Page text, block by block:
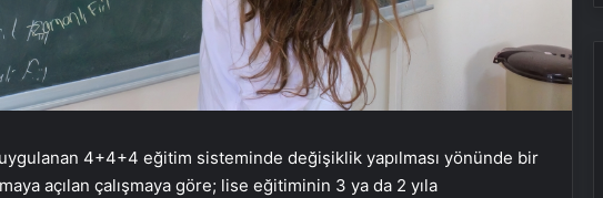
uygulanan 4+4+4 eğitim sisteminde değişiklik yapılması yönünde bir
açılan çalışmaya göre; lise eğitiminin 3 ya da 2 yıla